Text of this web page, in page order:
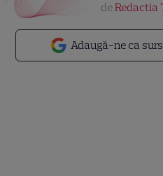
Adaugă-ne ca
deRedactia